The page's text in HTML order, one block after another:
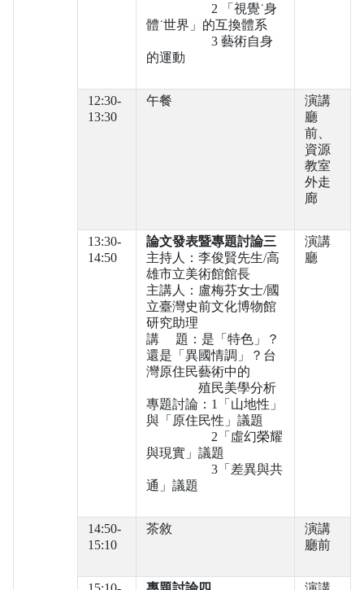
2 「視覺˙身
體˙世界」的互換體系
3 藝術自身
的運動
12:30-
13:30
午餐
演講
廳
前、
資源
教室
外走
廊
13:30-
14:50
論文發表暨專題討論三
主持人：李俊賢先生/高
雄市立美術館館長
主講人：盧梅芬女士/國
立臺灣史前文化博物館
研究助理
講 題：是「特色」？
還是「異國情調」？台
灣原住民藝術中的
殖民美學分析
專題討論：1「山地性」
與「原住民性」議題
2「虛幻榮耀
與現實」議題
3「差異與共
通」議題
演講
廳
14:50-
15:10
茶敘
演講
廳前